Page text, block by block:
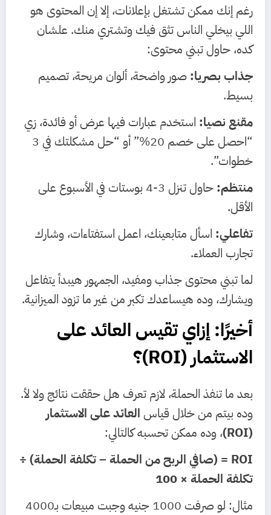
رغم إنك ممكن تشتغل بإعلانات، إلا إن المحتوى هو
اللي بيخلي الناس تثق فيك وتشتري منك. علشان
كده، حاول تبني محتوى:
جذاب بصريا: صور واضحة، ألوان مريحة، تصميم
بسيط.
مقنع نصيا: استخدم عبارات فيها عرض أو فائدة، زي
“احصل على خصم 20%” أو “حل مشكلتك في 3
خطوات”.
منتظم:
حاول تنزل 3-4 بوستات في الأسبوع على
الأقل.
تفاعلي: اسأل متابعينك، اعمل استفتاءات، وشارك
تجارب العملاء.
لما تبني محتوى جذاب ومفيد، الجمهور هيبدأ يتفاعل
ويشارك، وده هيساعدك تكبر من غير ما تزود الميزانية.
أخيرًا: إزاي تقيس العائد على
الاستثمار (ROI)؟
بعد ما تنفذ الحملة، لازم تعرف هل حققت نتائج ولا لأ.
وده بيتم من خلال قياس العائد على الاستثمار
(ROI)
، وده ممكن تحسبه كالتالي:
ROI = (صافي الربح من الحملة – تكلفة الحملة) ÷
تكلفة الحملة × 100
مثال: لو صرفت 1000 جنيه وجبت مبيعات بـ4000